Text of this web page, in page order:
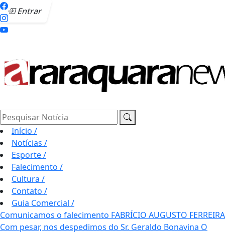
Entrar
Pesquisar Notícia
Início /
Notícias /
Esporte/
Falecimento /
Cultura /
Contato /
Guia Comercial /
Comunicamos o falecimento FABRÍCIO AUGUSTO FERREIRA
Com pesar, nos despedimos do Sr. Geraldo Bonavina O